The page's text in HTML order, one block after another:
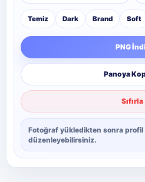
Temiz Dark Brand Soft
PNG
Panoya
Sıfırla
Fotoğraf yükledikten sonra
düzenleyebilirsiniz.